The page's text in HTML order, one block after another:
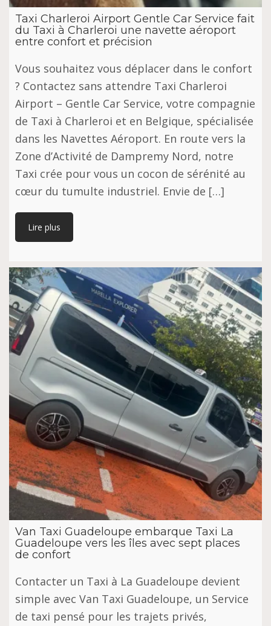
Taxi Charleroi Airport Gentle Car Service fait
du Taxi à Charleroi une navette aéroport
entre confort et précision
Vous souhaitez vous déplacer dans le confort
? Contactez sans attendre Taxi Charleroi
Airport – Gentle Car Service, votre compagnie
de Taxi à Charleroi et en Belgique, spécialisée
dans les Navettes Aéroport. En route vers la
Zone d’Activité de Dampremy Nord, notre
Taxi crée pour vous un cocon de sérénité au
cœur du tumulte industriel. Envie de […]
Lire plus
Van Taxi Guadeloupe embarque Taxi La
Guadeloupe vers les îles avec sept places
de confort
Contacter un Taxi à La Guadeloupe devient
simple avec Van Taxi Guadeloupe, un Service
de taxi pensé pour les trajets privés,